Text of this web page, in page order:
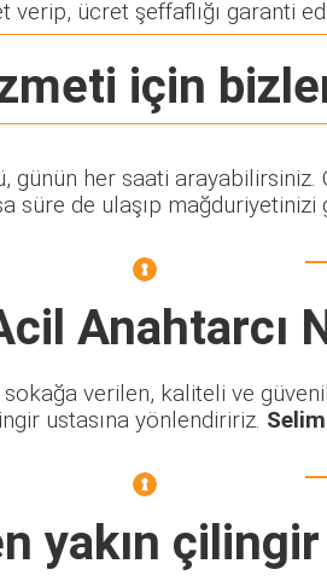
ücret şeffaflığı garanti
için
günün her saati
de ulaşıp
Anahtarcı
verilen, kaliteli ve
ustasına yönlendiririz. Selim
yakın